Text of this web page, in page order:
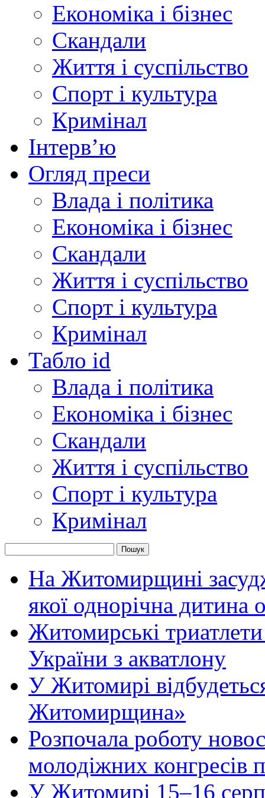
Економіка і бізнес
Скандали
Життя і суспільство
Спорт і культура
Кримінал
Інтерв’ю
Огляд преси
Влада і політика
Економіка і бізнес
Скандали
Життя і суспільство
Спорт і культура
Кримінал
Табло id
Влада і політика
Економіка і бізнес
Скандали
Життя і суспільство
Спорт і культура
Кримінал
На Житомирщині
якої однорічна
Житомирські триатлети
України з акватлону
У Житомирі
Житомирщина»
Розпочала роботу
молодіжних конгресів
У Житомирі 15–16